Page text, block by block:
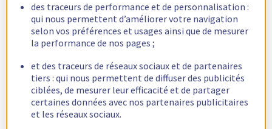
des traceurs de performance et de personnalisation :
qui nous permettent d’améliorer votre navigation
selon vos préférences et usages ainsi que de mesurer
la performance de nos pages ;
et des traceurs de réseaux sociaux et de partenaires
tiers : qui nous permettent de diffuser des publicités
ciblées, de mesurer leur efficacité et de partager
certaines données avec nos partenaires publicitaires
et les réseaux sociaux.